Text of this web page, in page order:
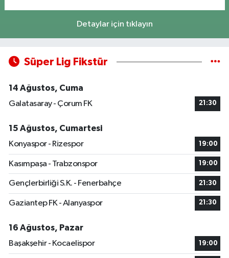
Detaylar için tıklayın
Süper Lig Fikstür
14 Ağustos, Cuma
Galatasaray - Çorum FK
21:30
15 Ağustos, Cumartesi
Konyaspor - Rizespor
19:00
Kasımpaşa - Trabzonspor 19:00
Gençlerbirliği S.K. - Fenerbahçe 21:30
Gaziantep FK - Alanyaspor 21:30
16 Ağustos, Pazar
Başakşehir - Kocaelispor
19:00